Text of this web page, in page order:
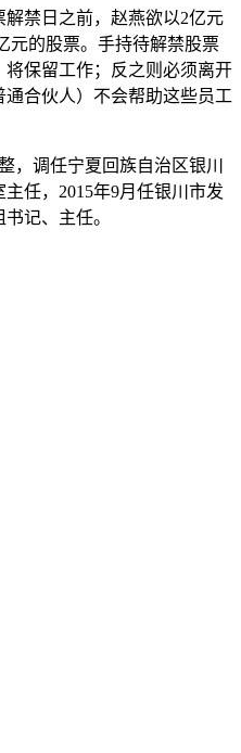
禁日之前，赵燕欲以2亿元
元的股票。手持待解禁股票
保留工作；反之则必须离开
合伙人）不会帮助这些员工
调任宁夏回族自治区银川
任，2015年9月任银川市发
记、主任。